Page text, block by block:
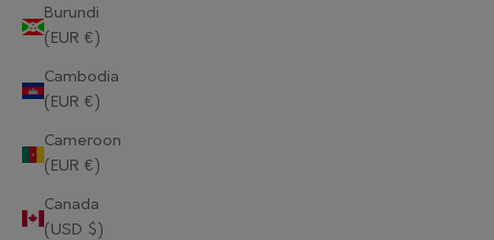
Burundi
(EUR €)
Cambodia
(EUR €)
Cameroon
(EUR €)
Canada
(USD $)